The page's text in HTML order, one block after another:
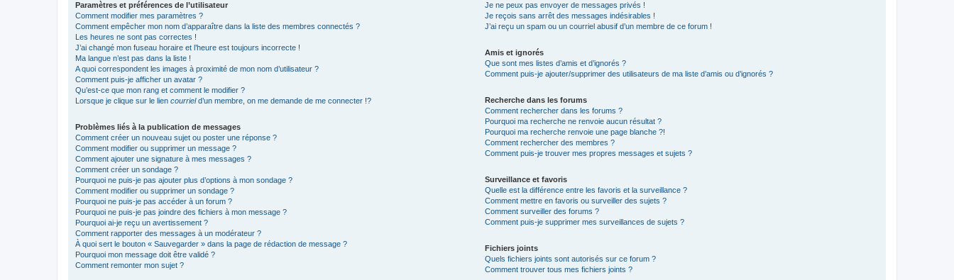
Paramètres et préférences de l’utilisateur
Comment modifier mes paramètres ?
Comment empêcher mon nom d’apparaître dans la liste des membres connectés ?
Les heures ne sont pas correctes !
J’ai changé mon fuseau horaire et l’heure est toujours incorrecte !
Ma langue n’est pas dans la liste !
A quoi correspondent les images à proximité de mon nom d’utilisateur ?
Comment puis-je afficher un avatar ?
Qu’est-ce que mon rang et comment le modifier ?
Lorsque je clique sur le lien courrield’un membre, on me demande de me connecter !?
Problèmes liés à la publication de messages
Comment créer un nouveau sujet ou poster une réponse ?
Comment modifier ou supprimer un message ?
Comment ajouter une signature à mes messages ?
Comment créer un sondage ?
Pourquoi ne puis-je pas ajouter plus d’options à mon sondage ?
Comment modifier ou supprimer un sondage ?
Pourquoi ne puis-je pas accéder à un forum ?
Pourquoi ne puis-je pas joindre des fichiers à mon message ?
Pourquoi ai-je reçu un avertissement ?
Comment rapporter des messages à un modérateur ?
À quoi sert le bouton « Sauvegarder » dans la page de rédaction de message ?
Pourquoi mon message doit être validé ?
Comment remonter mon sujet ?
Je ne peux pas envoyer de messages privés !
Je reçois sans arrêt des messages indésirables !
J’ai reçu un spam ou un courriel abusif d’un membre de ce forum !
Amis et ignorés
Que sont mes listes d’amis et d’ignorés ?
Comment puis-je ajouter/supprimer des utilisateurs de ma liste d’amis ou d’ignorés ?
Recherche dans les forums
Comment rechercher dans les forums ?
Pourquoi ma recherche ne renvoie aucun résultat ?
Pourquoi ma recherche renvoie une page blanche ?!
Comment rechercher des membres ?
Comment puis-je trouver mes propres messages et sujets ?
Surveillance et favoris
Quelle est la différence entre les favoris et la surveillance ?
Comment mettre en favoris ou surveiller des sujets ?
Comment surveiller des forums ?
Comment puis-je supprimer mes surveillances de sujets ?
Fichiers joints
Quels fichiers joints sont autorisés sur ce forum ?
Comment trouver tous mes fichiers joints ?